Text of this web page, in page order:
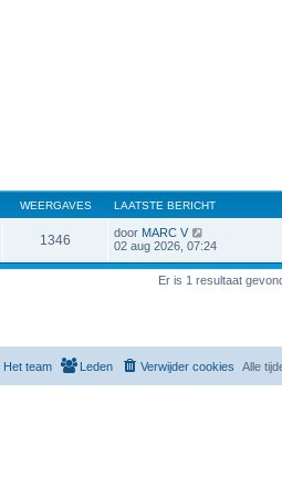
WEERGAVES LAATSTE BERICHT
1346 door MARC V
02 aug 2026, 07:24
Er is 1 resultaat
Alle
Verwijder cookies
Leden
Het team